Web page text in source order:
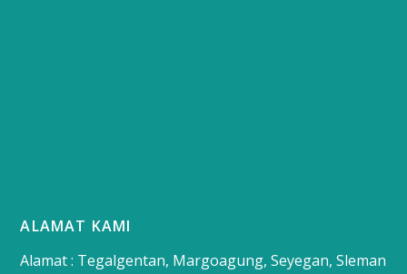
ALAMAT KAMI
Alamat : Tegalgentan, Margoagung, Seyegan, Sleman